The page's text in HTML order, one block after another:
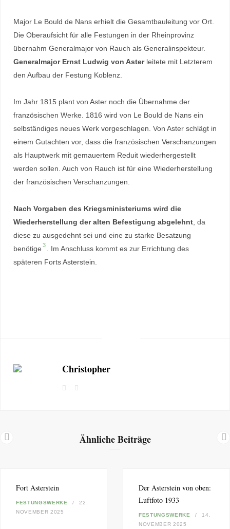
Major Le Bould de Nans erhielt die Gesamtbauleitung vor Ort.
Die Oberaufsicht für alle Festungen in der Rheinprovinz
übernahm Generalmajor von Rauch als Generalinspekteur.
Generalmajor Ernst Ludwig von Asterleitete mit Letzterem
den Aufbau der Festung Koblenz.
Im Jahr 1815 plant von Aster noch die Übernahme der
französischen Werke. 1816 wird von Le Bould de Nans ein
selbständiges neues Werk vorgeschlagen. Von Aster schlägt in
einem Gutachten vor, dass die französischen Verschanzungen
als Hauptwerk mit gemauertem Reduit wiederhergestellt
werden sollen. Auch von Rauch ist für eine Wiederherstellung
der französischen Verschanzungen.
Nach Vorgaben des Kriegsministeriums wird die
Wiederherstellung der alten Befestigung abgelehnt , da
diese zu ausgedehnt sei und eine zu starke Besatzung
benötige 3
. Im Anschluss kommt es zur Errichtung des
späteren Forts Asterstein.
Christopher
a
Ähnliche Beiträge
Fort Asterstein
FESTUNGSWERKE
22.
NOVEMBER 2025
Der Asterstein von oben:
Luftfoto 1933
FESTUNGSWERKE
14.
NOVEMBER 2025